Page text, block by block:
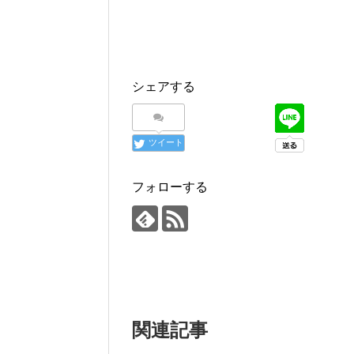
シェアする
ツイート
フォローする
関連記事